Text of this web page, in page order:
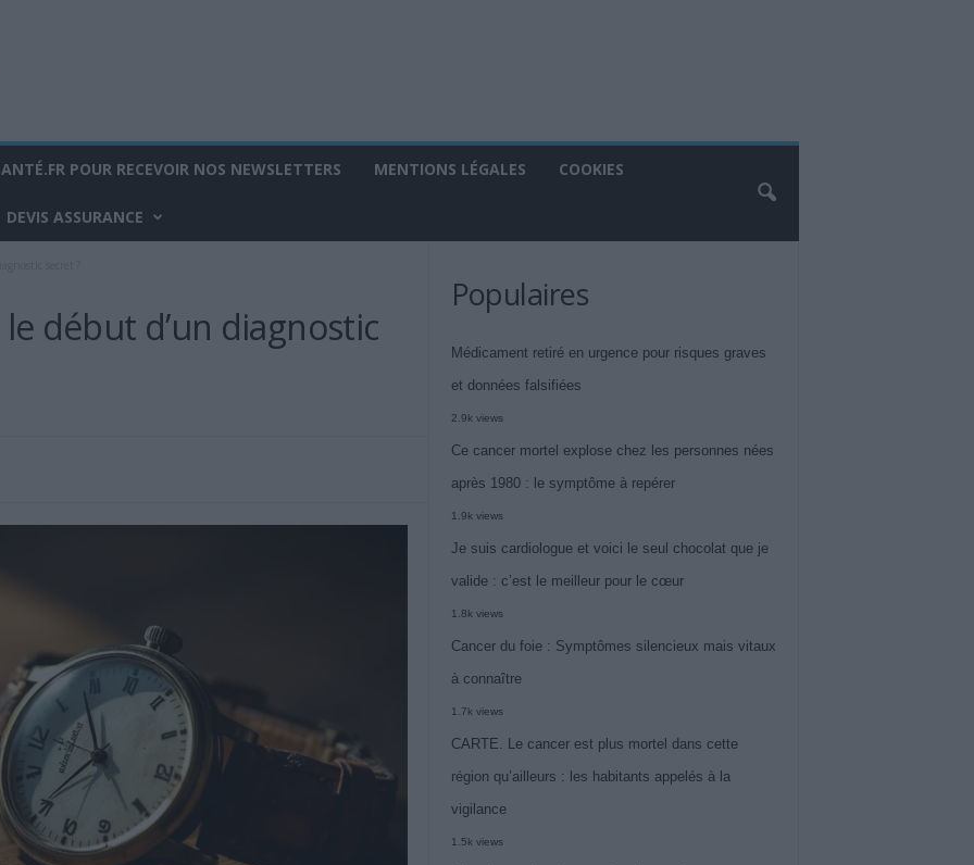
POUR RECEVOIR NOS NEWSLETTERS MENTIONS LÉGALES COOKIES
DEVIS ASSURANCE
début d’un diagnostic
Populaires
Médicament retiré en urgence pour risques graves
et données falsifiées
2.9k views
Ce cancer mortel explose chez les personnes nées
après 1980 : le symptôme à repérer
1.9k views
Je suis cardiologue et voici le seul chocolat que je
valide : c’est le meilleur pour le cœur
1.8k views
Cancer du foie : Symptômes silencieux mais vitaux
à connaître
1.7k views
CARTE. Le cancer est plus mortel dans cette
région qu’ailleurs : les habitants appelés à la
vigilance
1.5k views